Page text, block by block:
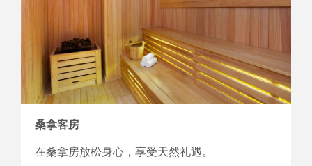
桑拿客房
在桑拿房放松身心，享受天然礼遇。